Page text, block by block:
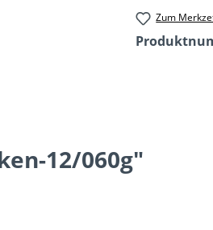
Zum
12/060g"